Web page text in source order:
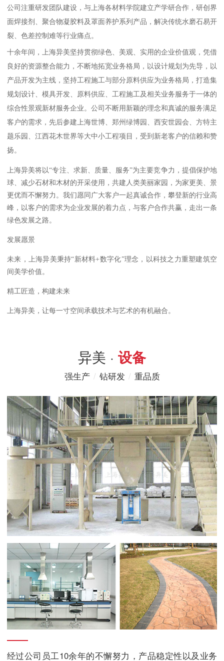
公司注重研发团队建设，与上海各材料学院建立产学研合作，研创界
面焊接剂、聚合物凝胶料及罩面养护系列产品，解决传统水磨石易开
裂、色差控制难等行业痛点。
十余年间，上海异美坚持贯彻绿色、美观、实用的企业价值观，凭借
良好的资源整合能力，不断地拓宽业务格局，以设计规划为先导，以
产品开发为主线，坚持工程施工与部分原料供应为业务格局，打造集
规划设计、模具开发、原料供应、工程施工及相关业务服务于一体的
综合性景观新材服务企业。公司不断用新颖的理念和真诚的服务满足
客户的需求，先后参建上海世博、郑州绿博园、西安世园会、方特主
题乐园、江西花木世界等大中小工程项目，受到新老客户的信赖和赞
扬。
上海异美将以“专注、求新、质量、服务”为主要竞争力，提倡保护地
球、减少石材和木材的开采使用，共建人类美丽家园，为家更美、景
更优而不懈努力。我们愿同广大客户一起真诚合作，攀登新的行业高
峰，以客户的需求为企业发展的着力点，与客户合作共赢，走出一条
绿色发展之路。
发展愿景
未来，上海异美秉持“新材料+数字化”理念，以科技之力重塑建筑空
间美学价值。
精工匠造，构建未来
上海异美，让每一寸空间承载技术与艺术的有机融合。
异美 · 设备
强生产 / 钻研发 / 重品质
经过公司员工10余年的不懈努力，产品稳定性以及业务